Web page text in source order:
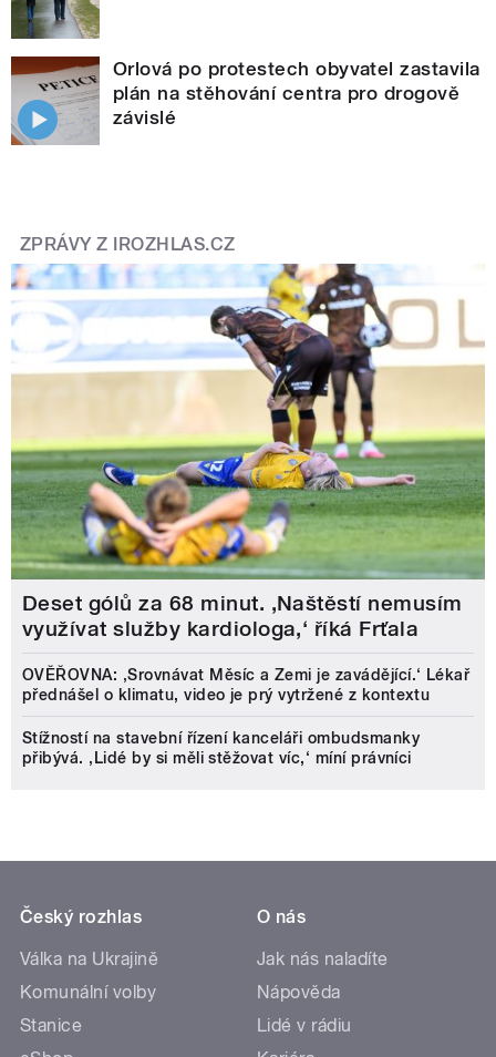
Orlová po protestech obyvatel zastavila
plán na stěhování centra pro drogově
závislé
ZPRÁVY Z IROZHLAS.CZ
Deset gólů za 68 minut. ,Naštěstí nemusím
využívat služby kardiologa,‘ říká Frťala
OVĚŘOVNA: ‚Srovnávat Měsíc a Zemi je zavádějící.‘ Lékař
přednášel o klimatu, video je prý vytržené z kontextu
Stížností na stavební řízení kanceláři ombudsmanky
přibývá. ‚Lidé by si měli stěžovat víc,‘ míní právníci
Český rozhlas
Válka na Ukrajině
Komunální volby
Stanice
O nás
Jak nás naladíte
Nápověda
Lidé v rádiu